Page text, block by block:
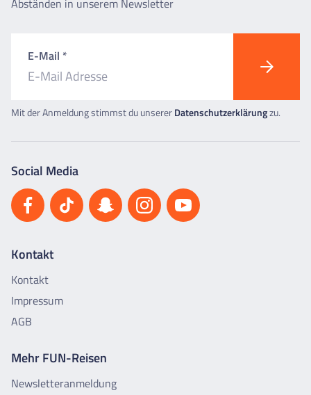
Abständen in unserem Newsletter
E-Mail *
Mit der Anmeldung stimmst du unsererDatenschutzerklärungzu.
Social Media
Kontakt
Kontakt
Impressum
AGB
Mehr FUN-Reisen
Newsletteranmeldung